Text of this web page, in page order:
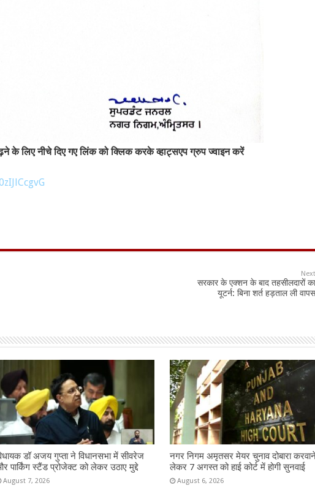
के लिए नीचे दिए गए लिंक को क्लिक करके व्हाट्सएप ग्रुप ज्वाइन करें
Next
सरकार के एक्शन के बाद तहसीलदारों का
यूटर्न: बिना शर्त हड़ताल ली वापस
डॉ अजय गुप्ता ने विधानसभा में सीवरेज
पार्किंग स्टैंड प्रोजेक्ट को लेकर उठाए मुद्दे
August 7, 2026
नगर निगम अमृतसर मेयर चुनाव दोबारा
लेकर 7 अगस्त को हाई कोर्ट में होगी सुनवाई
August 6, 2026